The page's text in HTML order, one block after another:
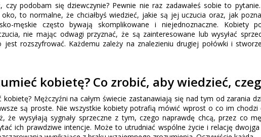
czy podobam się dziewczynie? Pewnie nie raz zadawałeś sobie to
to normalne, że chciałbyś wiedzieć, jakie są jej uczucia oraz, jak
męskie często bywają skomplikowane i niejednoznaczne. Kobiety
nie mając odwagi przyznać, że są zainteresowane lub wysyłać
jest rozszyfrować. Każdemu zależy na znalezieniu drugiej połówki i
kobietę? Co zrobić, aby wiedzieć,
kobietę? Mężczyźni na całym świecie zastanawiają się nad tym od zarania
są proste. Nie wszystkie kobiety potrafią mówić wprost o co im
że wysyłają sygnały sprzeczne z tym, czego naprawdę chcą, przez co
ich prawdziwe intencje. Może to utrudniać wspólne życie i relację